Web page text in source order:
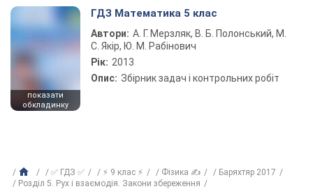
показати
обкладинку
ГДЗ Математика 5 клас
Автори: А. Г. Мерзляк, В. Б. Полонський, М.
С. Якір, Ю. М. Рабінович
Рік: 2013
Опис: Збірник задач і контрольних робіт
✅ ГДЗ ✅ ⚡ 9 клас ⚡ Фізика ✍
Баряхтяр 2017
Розділ 5. Рух і взаємодія. Закони збереження